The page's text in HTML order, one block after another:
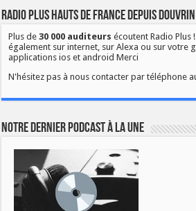
Radio Plus Hauts de France depuis Douvrin
Plus de30 000 auditeurs écoutent Radio Plus
également sur internet, sur Alexa ou sur votre
applications ios et android Merci
N'hésitez pas à nous contacter par téléphone
Notre dernier podcast à la une